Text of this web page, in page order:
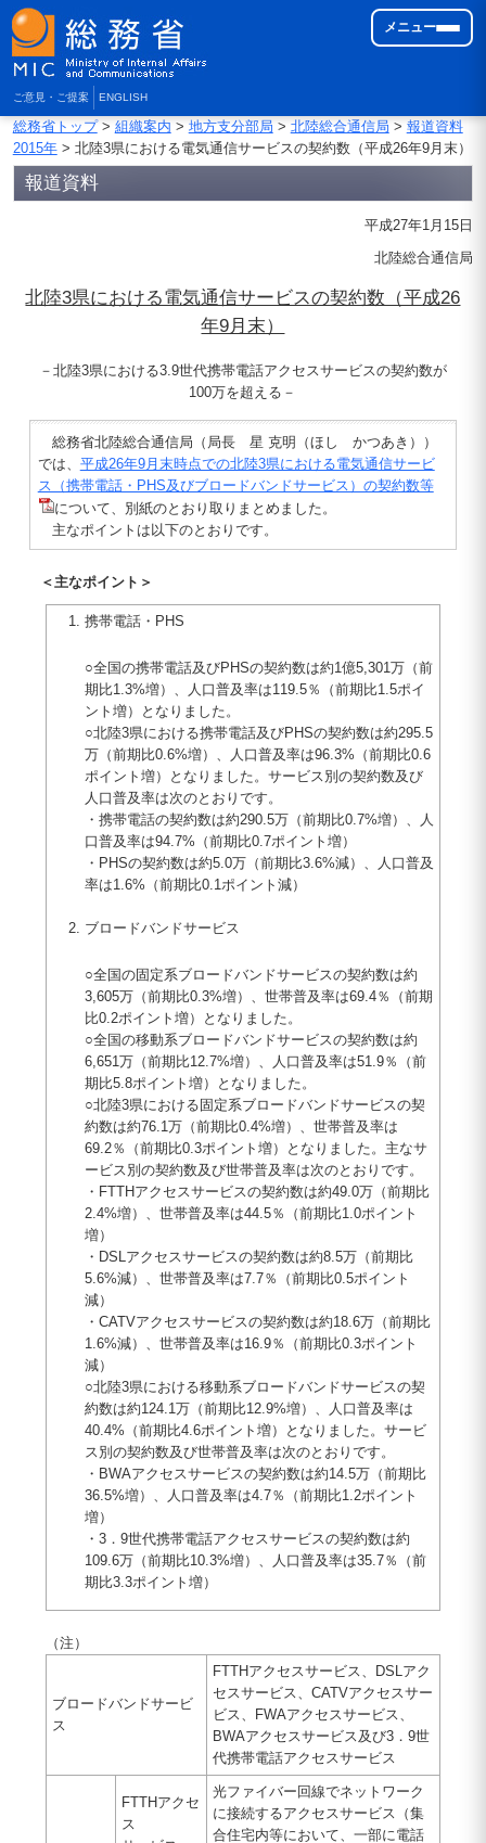
ご意見・ご提案 ENGLISH
メニュー
総務省トップ> 組織案内 > 地方支分部局 > 北陸総合通信局 > 報道資料
2015年> 北陸3県における電気通信サービスの契約数（平成26年9月末）
報道資料
平成27年1月15日
北陸総合通信局
北陸3県における電気通信サービスの契約数（平成26
年9月末）
－北陸3県における3.9世代携帯電話アクセスサービスの契約数が
100万を超える－
総務省北陸総合通信局（局長 星 克明（ほし かつあき））
では、 平成26年9月末時点での北陸3県における電気通信サービ
ス（携帯電話・PHS及びブロードバンドサービス）の契約数等
について、別紙のとおり取りまとめました。
主なポイントは以下のとおりです。
＜主なポイント＞
携帯電話・PHS
○全国の携帯電話及びPHSの契約数は約1億5,301万（前
期比1.3%増）、人口普及率は119.5％（前期比1.5ポイ
ント増）となりました。
○北陸3県における携帯電話及びPHSの契約数は約295.5
万（前期比0.6%増）、人口普及率は96.3%（前期比0.6
ポイント増）となりました。サービス別の契約数及び
人口普及率は次のとおりです。
・携帯電話の契約数は約290.5万（前期比0.7%増）、人
口普及率は94.7%（前期比0.7ポイント増）
・PHSの契約数は約5.0万（前期比3.6%減）、人口普及
率は1.6%（前期比0.1ポイント減）
ブロードバンドサービス
○全国の固定系ブロードバンドサービスの契約数は約
3,605万（前期比0.3%増）、世帯普及率は69.4％（前期
比0.2ポイント増）となりました。
○全国の移動系ブロードバンドサービスの契約数は約
6,651万（前期比12.7%増）、人口普及率は51.9％（前
期比5.8ポイント増）となりました。
○北陸3県における固定系ブロードバンドサービスの契
約数は約76.1万（前期比0.4%増）、世帯普及率は
69.2％（前期比0.3ポイント増）となりました。主なサ
ービス別の契約数及び世帯普及率は次のとおりです。
・FTTHアクセスサービスの契約数は約49.0万（前期比
2.4%増）、世帯普及率は44.5％（前期比1.0ポイント
増）
・DSLアクセスサービスの契約数は約8.5万（前期比
5.6%減）、世帯普及率は7.7％（前期比0.5ポイント
減）
・CATVアクセスサービスの契約数は約18.6万（前期比
1.6%減）、世帯普及率は16.9％（前期比0.3ポイント
減）
○北陸3県における移動系ブロードバンドサービスの契
約数は約124.1万（前期比12.9%増）、人口普及率は
40.4%（前期比4.6ポイント増）となりました。サービ
ス別の契約数及び世帯普及率は次のとおりです。
・BWAアクセスサービスの契約数は約14.5万（前期比
36.5%増）、人口普及率は4.7％（前期比1.2ポイント
増）
・3．9世代携帯電話アクセスサービスの契約数は約
109.6万（前期比10.3%増）、人口普及率は35.7％（前
期比3.3ポイント増）
（注）
ブロードバンドサービ
ス
FTTHアクセスサービス、DSLアク
セスサービス、CATVアクセスサー
ビス、FWAアクセスサービス、
BWAアクセスサービス及び3．9世
代携帯電話アクセスサービス
FTTHアクセ
ス
光ファイバー回線でネットワーク
に接続するアクセスサービス（集
合住宅内等において、一部に電話